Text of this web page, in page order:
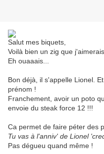
Salut mes biquets,
Voilà bien un zig que
Eh ouaaais...
Bon déjà, il s'appelle Lionel.
prénom !
Franchement, avoir un poto
envoie du steak force 12 !!!
Ca permet de faire péter des
Tu vas à l'anniv' de Lionel
Pas dégueu quand même !